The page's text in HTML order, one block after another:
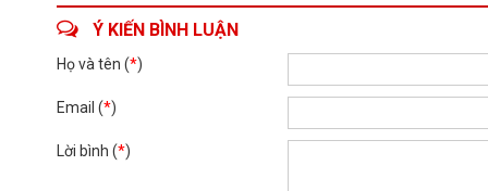
Ý KIẾN BÌNH LUẬN
Họ và tên (*)
Email (*)
Lời bình (*)